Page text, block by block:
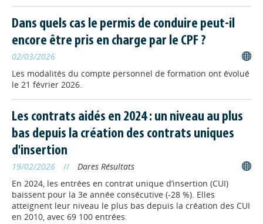
Le contrat de
professionnalisation
expérimental est pérennisé
pérennise le contrat de
professionnalisation expérimental et
blocs de compétences sans avoir à obtenir l’intégralité d'une
certification professionnelle.
STATISTIQUES// 09/06/2026
une nouvelle veille du Carif-
Oref de Normandie
Le Carif-Oref de Normandie était
présent au séminaire régional
Dans quels cas le permis de conduire peut-il
encore être pris en charge par le CPF ?
02/03/2026
Les modalités du compte personnel de formation ont évolué
le 21 février 2026.
Les contrats aidés en 2024 : un niveau au plus
bas depuis la création des contrats uniques
d'insertion
19/02/2026 //
Dares Résultats
En 2024, les entrées en contrat unique d’insertion (CUI)
baissent pour la 3e année consécutive (-28 %). Elles
atteignent leur niveau le plus bas depuis la création des CUI
en 2010, avec 69 100 entrées.